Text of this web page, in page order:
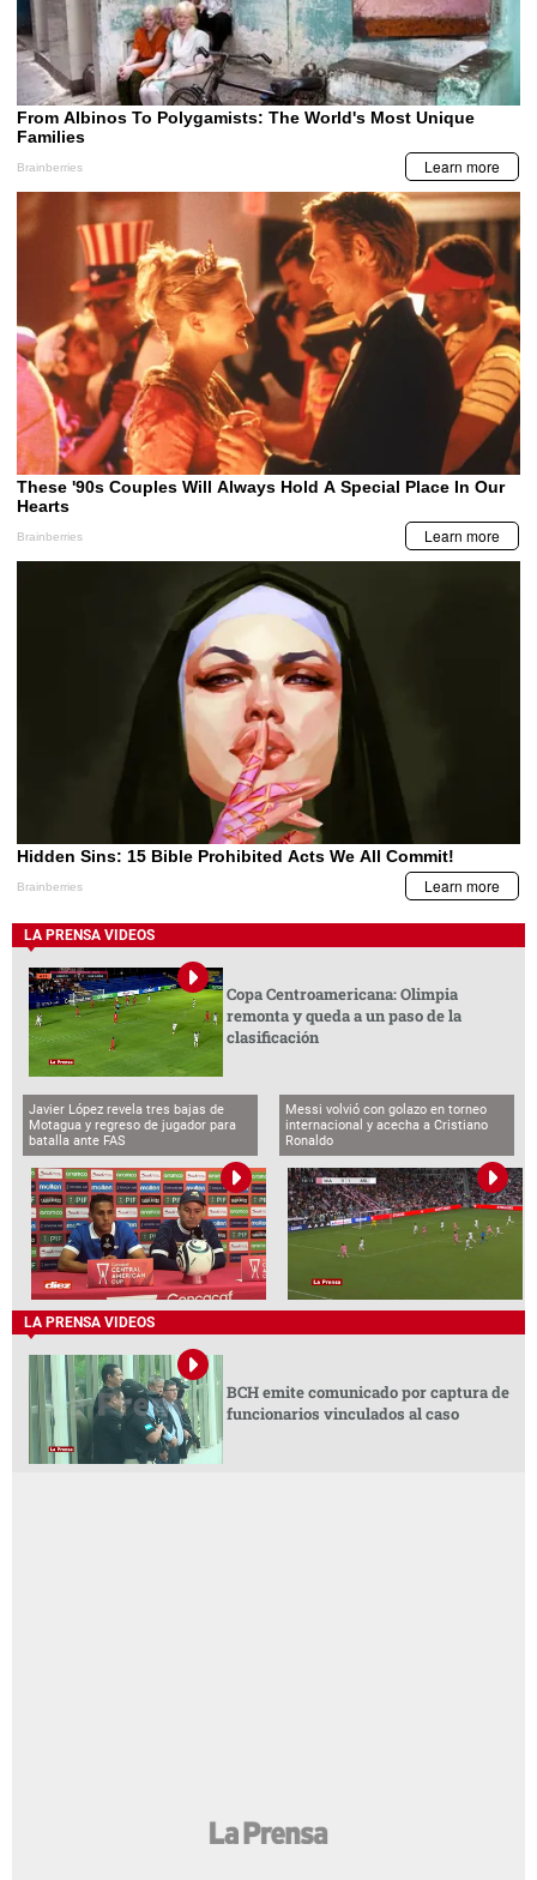
LA PRENSA VIDEOS
Copa Centroamericana: Olimpia
remonta y queda a un paso de la
clasificación
Javier López revela tres bajas de
Motagua y regreso de jugador para
batalla ante FAS
Messi volvió con golazo en torneo
internacional y acecha a Cristiano
Ronaldo
LA PRENSA VIDEOS
BCH emite comunicado por captura de
funcionarios vinculados al caso